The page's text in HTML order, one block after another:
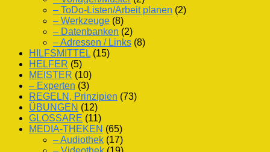
– ToDo-Listen/Arbeit planen (2)
– Werkzeuge (8)
– Datenbanken (2)
– Adressen / Links (8)
HILFSMITTEL (15)
HELFER (5)
MEISTER (10)
– Experten (3)
REGELN, Prinzipien (73)
ÜBUNGEN (12)
GLOSSARE (11)
MEDIA-THEKEN (65)
– Audiothek (17)